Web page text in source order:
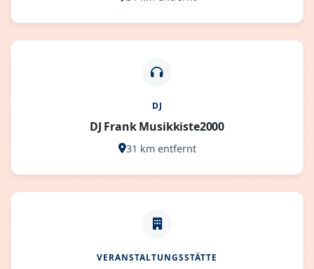
DJ
DJ Frank Musikkiste2000
31 km entfernt
VERANSTALTUNGSSTÄTTE